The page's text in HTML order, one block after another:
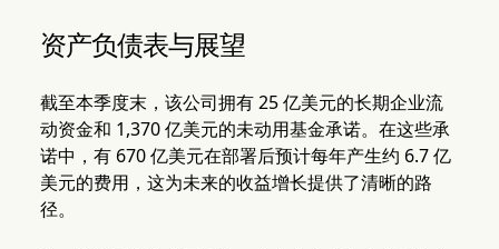
资产负债表与展望
截至本季度末，该公司拥有 25 亿美元的长期企业流
动资金和 1,370 亿美元的未动用基金承诺。在这些承
诺中，有 670 亿美元在部署后预计每年产生约 6.7 亿
美元的费用，这为未来的收益增长提供了清晰的路
径。